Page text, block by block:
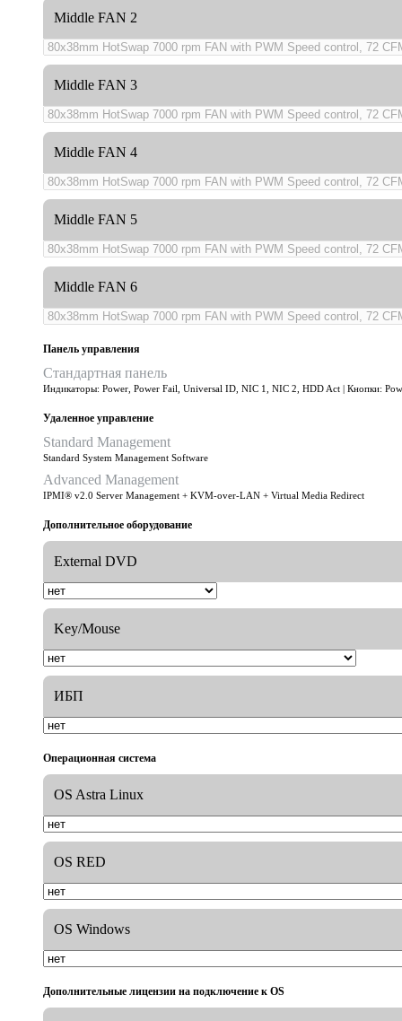
Middle FAN 2
Middle FAN 3
Middle FAN 4
Middle FAN 5
Middle FAN 6
Панель управления
Стандартная панель
Индикаторы: Power, Power Fail, Universal ID, NIC 1, NIC 2, HDD Act | Кнопки:
Удаленное управление
Standard Management
Standard System Management Software
Advanced Management
IPMI® v2.0 Server Management + KVM-over-LAN + Virtual Media Redirect
Дополнительное оборудование
External DVD
Key/Mouse
ИБП
Операционная система
OS Astra Linux
OS RED
OS Windows
Дополнительные лицензии на подключение к OS